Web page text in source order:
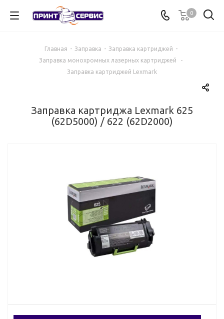
0
Главная - Заправка - Заправка картриджей -
Заправка монохромных лазерных картриджей
-
Заправка картриджей Lexmark
Заправка картриджа Lexmark 625
(62D5000) / 622 (62D2000)